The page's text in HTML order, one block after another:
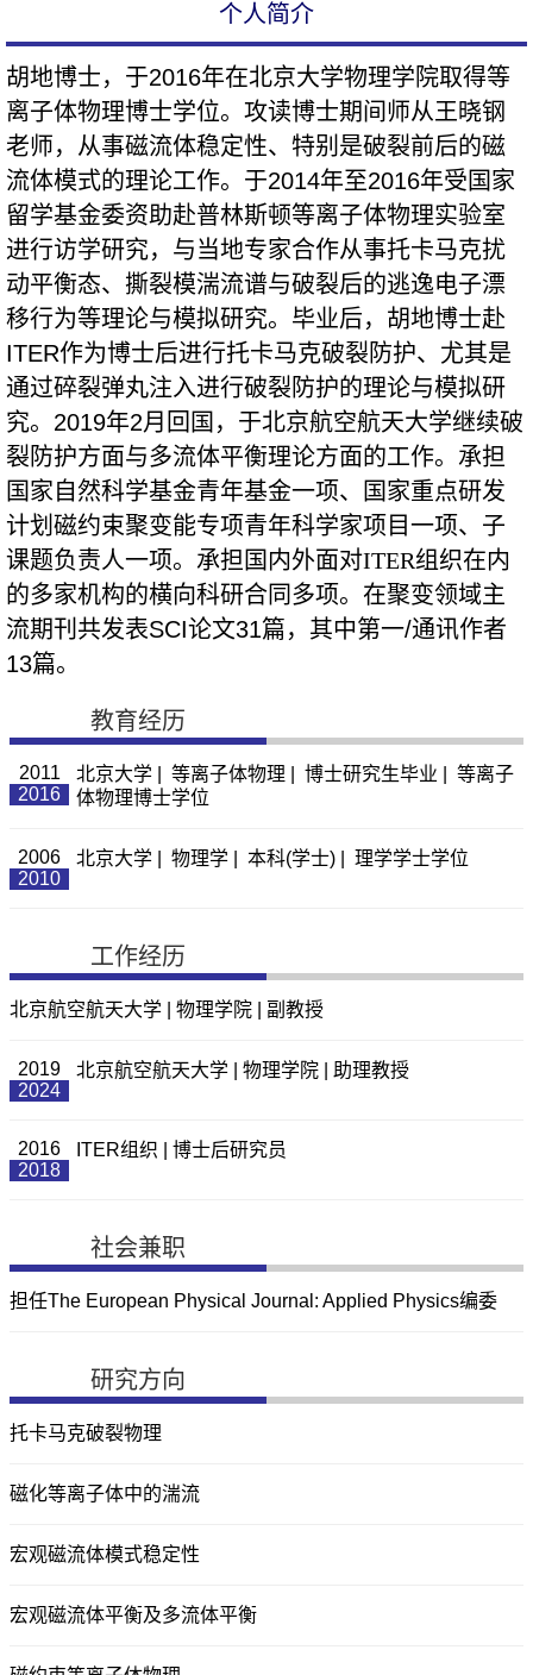
个人简介
胡地博士，于2016年在北京大学物理学院取得等
离子体物理博士学位。攻读博士期间师从王晓钢
老师，从事磁流体稳定性、特别是破裂前后的磁
流体模式的理论工作。于2014年至2016年受国家
留学基金委资助赴普林斯顿等离子体物理实验室
进行访学研究，与当地专家合作从事托卡马克扰
动平衡态、撕裂模湍流谱与破裂后的逃逸电子漂
移行为等理论与模拟研究。毕业后，胡地博士赴
ITER作为博士后进行托卡马克破裂防护、尤其是
通过碎裂弹丸注入进行破裂防护的理论与模拟研
究。 2019年2月回国，于北京航空航天大学继续破
裂防护方面与多流体平衡理论方面的工作。承担
国家自然科学基金青年基金一项、国家重点研发
计划磁约束聚变能专项青年科学家项目一项、子
课题负责人一项。承担国内外面对ITER组织在内
的多家机构的横向科研合同多项。 在聚变领域主
流期刊共发表SCI论文31篇，其中第一/通讯作者
13篇。
教育经历
2011
2016
北京大学 | 等离子体物理 | 博士研究生毕业 | 等离子
体物理博士学位
2006
2010
北京大学 | 物理学 | 本科(学士) | 理学学士学位
工作经历
北京航空航天大学 | 物理学院 | 副教授
2019
2024
北京航空航天大学 | 物理学院 | 助理教授
2016
2018
ITER组织 | 博士后研究员
社会兼职
担任The European Physical Journal: Applied Physics编委
研究方向
托卡马克破裂物理
磁化等离子体中的湍流
宏观磁流体模式稳定性
宏观磁流体平衡及多流体平衡